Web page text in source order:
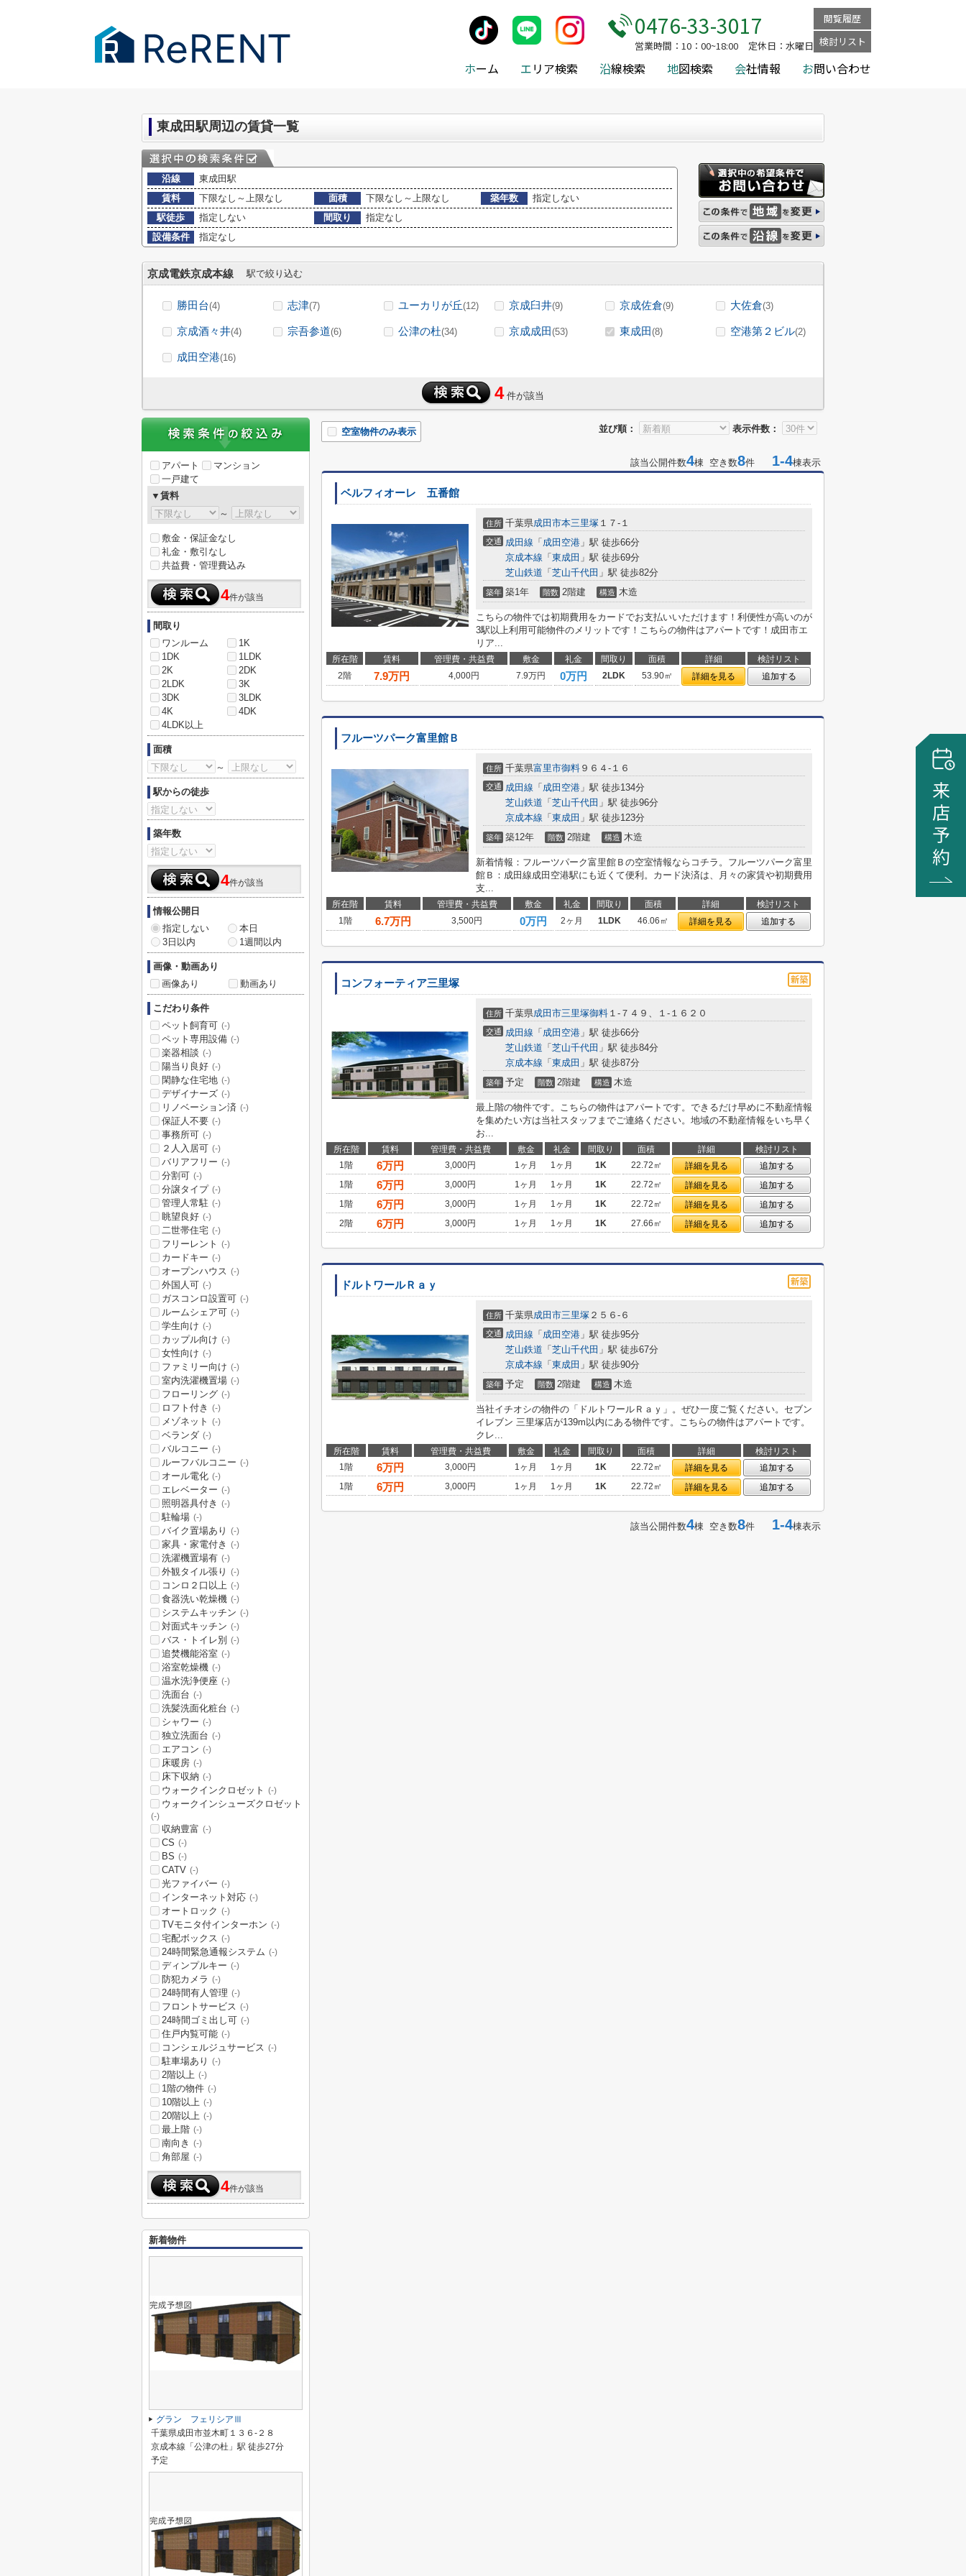
0476-33-3017
営業時間： 10：00~18:00 定休日： 水曜日
閲覧履歴
検討リスト
ホーム エリア検索 沿線検索 地図検索 会社情報 お問い合わせ
京成電鉄京成本線 東成田駅の賃貸
東成田駅周辺の賃貸一覧
沿線
東成田駅
賃料
下限なし～上限なし 面積 下限なし～上限なし 築年数
指定しない
駅徒歩
指定しない 間取り
指定なし
設備条件
指定なし
京成電鉄京成本線 駅で絞り込む
勝田台(4) 志津(7) ユーカリが丘(12) 京成臼井(9) 京成佐倉(9) 大佐倉(3)
京成酒々井(4) 宗吾参道(6) 公津の杜(34) 京成成田(53) 東成田(8) 空港第２ビル(2)
成田空港(16)
4 件が該当
並び順： 表示件数：
空室物件のみ表示
該当公開件数4棟 空き数8件 1-4棟表示
ベルフィオーレ 五番館
住所 千葉県成田市本三里塚 １７-１
交通 成田線 「 成田空港 」駅 徒歩66分
京成本線 「 東成田 」駅 徒歩69分
芝山鉄道 「 芝山千代田 」駅 徒歩82分
築年 築1年 階数 2階建 構造 木造
こちらの物件では初期費用をカードでお支払いいただけます！利便性が高いのが
3駅以上利用可能物件のメリットです！こちらの物件はアパートです！成田市エ
リア...
所在階 賃料 管理費・共益費 敷金 礼金 間取り 面積 詳細
検討リスト
2階
7.9万円 4,000円 7.9万円 0万円 2LDK 53.90㎡ 詳細を見る 追加する
フルーツパーク富里館Ｂ
住所 千葉県富里市御料 ９６４-１６
交通 成田線 「 成田空港 」駅 徒歩134分
芝山鉄道 「 芝山千代田 」駅 徒歩96分
京成本線 「 東成田 」駅 徒歩123分
築年 築12年 階数 2階建 構造 木造
新着情報：フルーツパーク富里館Ｂの空室情報ならコチラ。フルーツパーク富里
館Ｂ：成田線成田空港駅にも近くて便利。カード決済は、月々の家賃や初期費用
支...
所在階 賃料 管理費・共益費 敷金 礼金 間取り 面積 詳細
検討リスト
1階
6.7万円 3,500円 0万円 2ヶ月 1LDK 46.06㎡ 詳細を見る 追加する
コンフォーティア三里塚
住所 千葉県成田市三里塚御料 １-７４９、１-１６２０
交通 成田線 「 成田空港 」駅 徒歩66分
芝山鉄道 「 芝山千代田 」駅 徒歩84分
京成本線 「 東成田 」駅 徒歩87分
築年 予定 階数 2階建 構造 木造
最上階の物件です。こちらの物件はアパートです。できるだけ早めに不動産情報
を集めたい方は当社スタッフまでご連絡ください。地域の不動産情報をいち早く
お...
所在階 賃料 管理費・共益費 敷金 礼金 間取り 面積 詳細
検討リスト
1階
6万円 3,000円 1ヶ月 1ヶ月 1K 22.72㎡ 詳細を見る
追加する
1階
6万円 3,000円 1ヶ月 1ヶ月 1K 22.72㎡ 詳細を見る
追加する
1階
6万円 3,000円 1ヶ月 1ヶ月 1K 22.72㎡ 詳細を見る
追加する
2階
6万円 3,000円 1ヶ月 1ヶ月 1K 27.66㎡ 詳細を見る 追加する
ドルトワールＲａｙ
住所 千葉県成田市三里塚 ２５６-６
交通 成田線 「 成田空港 」駅 徒歩95分
芝山鉄道 「 芝山千代田 」駅 徒歩67分
京成本線 「 東成田 」駅 徒歩90分
築年 予定 階数 2階建 構造 木造
当社イチオシの物件の「ドルトワールＲａｙ」。ぜひ一度ご覧ください。セブン
イレブン 三里塚店が139m以内にある物件です。こちらの物件はアパートです。
クレ...
所在階 賃料 管理費・共益費 敷金 礼金 間取り 面積 詳細
検討リスト
1階
6万円 3,000円 1ヶ月 1ヶ月 1K 22.72㎡ 詳細を見る
追加する
1階
6万円 3,000円 1ヶ月 1ヶ月 1K 22.72㎡ 詳細を見る 追加する
該当公開件数4棟 空き数8件 1-4棟表示
アパート
マンション
一戸建て
▼賃料
～
敷金・保証金なし
礼金・敷引なし
共益費・管理費込み
4件が該当
間取り
ワンルーム
1K
1DK
1LDK
2K
2DK
2LDK
3K
3DK
3LDK
4K
4DK
4LDK以上
面積
～
駅からの徒歩
築年数
4件が該当
情報公開日
指定しない
本日
3日以内
1週間以内
画像・動画あり
画像あり
動画あり
こだわり条件
ペット飼育可 (-)
ペット専用設備 (-)
楽器相談 (-)
陽当り良好 (-)
閑静な住宅地 (-)
デザイナーズ (-)
リノベーション済 (-)
保証人不要 (-)
事務所可 (-)
２人入居可 (-)
バリアフリー (-)
分割可 (-)
分譲タイプ (-)
管理人常駐 (-)
眺望良好 (-)
二世帯住宅 (-)
フリーレント (-)
カードキー (-)
オープンハウス (-)
外国人可 (-)
ガスコンロ設置可 (-)
ルームシェア可 (-)
学生向け (-)
カップル向け (-)
女性向け (-)
ファミリー向け (-)
室内洗濯機置場 (-)
フローリング (-)
ロフト付き (-)
メゾネット (-)
ベランダ (-)
バルコニー (-)
ルーフバルコニー (-)
オール電化 (-)
エレベーター (-)
照明器具付き (-)
駐輪場 (-)
バイク置場あり (-)
家具・家電付き (-)
洗濯機置場有 (-)
外観タイル張り (-)
コンロ２口以上 (-)
食器洗い乾燥機 (-)
システムキッチン (-)
対面式キッチン (-)
バス・トイレ別 (-)
追焚機能浴室 (-)
浴室乾燥機 (-)
温水洗浄便座 (-)
洗面台 (-)
洗髪洗面化粧台 (-)
シャワー (-)
独立洗面台 (-)
エアコン (-)
床暖房 (-)
床下収納 (-)
ウォークインクロゼット (-)
ウォークインシューズクロゼット
(-)
収納豊富 (-)
CS (-)
BS (-)
CATV (-)
光ファイバー (-)
インターネット対応 (-)
オートロック (-)
TVモニタ付インターホン (-)
宅配ボックス (-)
24時間緊急通報システム (-)
ディンプルキー (-)
防犯カメラ (-)
24時間有人管理 (-)
フロントサービス (-)
24時間ゴミ出し可 (-)
住戸内覧可能 (-)
コンシェルジュサービス (-)
駐車場あり (-)
2階以上 (-)
1階の物件 (-)
10階以上 (-)
20階以上 (-)
最上階 (-)
南向き (-)
角部屋 (-)
4件が該当
新着物件
グラン フェリシアⅢ
千葉県成田市並木町１３６-２８
京成本線「公津の杜」駅 徒歩27分
予定